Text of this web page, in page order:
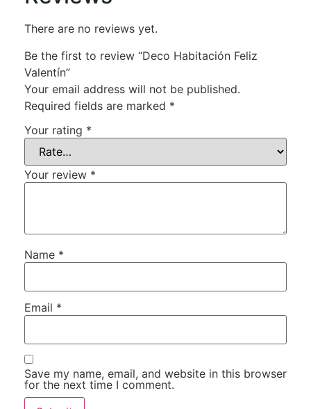
There are no reviews yet.
Be the first to review “Deco Habitación Feliz
Valentín”
Your email address will not be published.
Required fields are marked *
Your rating *
Your review *
Name *
Email *
Save my name, email, and website in this browser
for the next time I comment.